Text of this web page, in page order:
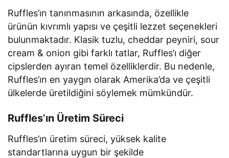
Ruffles’ın tanınmasının arkasında, özellikle
ürünün kıvrımlı yapısı ve çeşitli lezzet seçenekleri
bulunmaktadır. Klasik tuzlu, cheddar peyniri, sour
cream & onion gibi farklı tatlar, Ruffles’ı diğer
cipslerden ayıran temel özelliklerdir. Bu nedenle,
Ruffles’ın en yaygın olarak Amerika’da ve çeşitli
ülkelerde üretildiğini söylemek mümkündür.
Ruffles’ın Üretim Süreci
Ruffles’ın üretim süreci, yüksek kalite
standartlarına uygun bir şekilde